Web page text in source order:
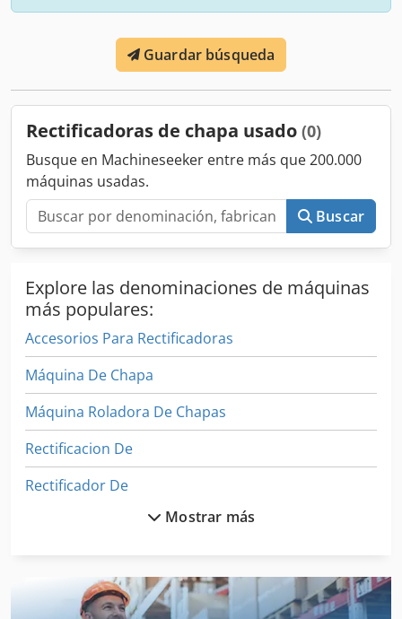
Guardar búsqueda
Rectificadoras de chapa usado (0)
Busque en Machineseeker entre más que 200.000
máquinas usadas.
Buscar
Explore las denominaciones de máquinas
más populares:
Accesorios Para Rectificadoras
Máquina De Chapa
Máquina Roladora De Chapas
Rectificacion De
Rectificador De
Rectificador De Soldadura
Rectificadora De Cigüeñal
Mostrar más